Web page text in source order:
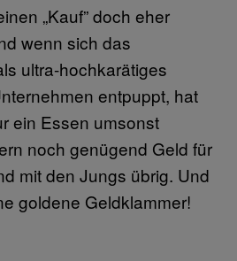
„Kauf” doch eher
wenn sich das
ultra-hochkarätiges
entpuppt, hat
ein Essen umsonst
noch genügend Geld für
mit den Jungs übrig. Und
goldene Geldklammer!